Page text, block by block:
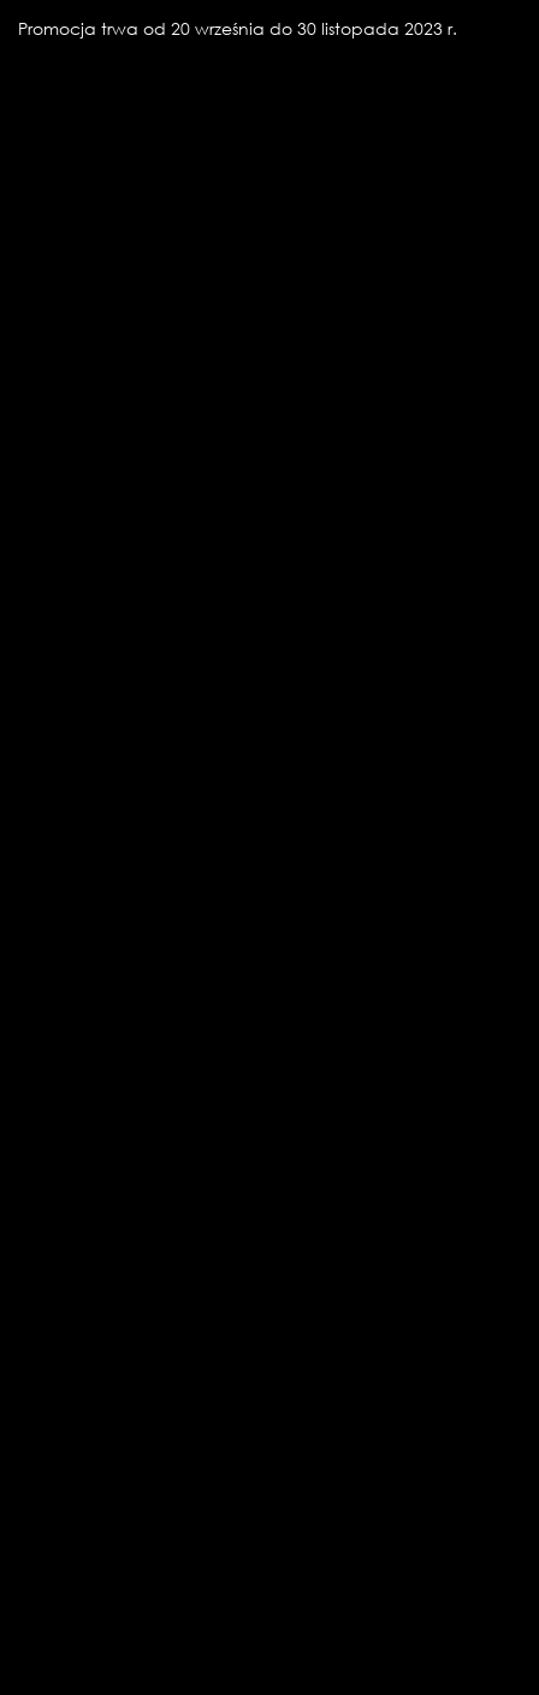
Promocja trwa od 20 września do 30 listopada 2023 r.